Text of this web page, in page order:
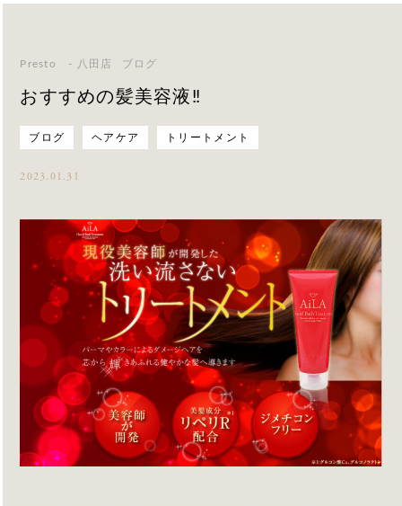
Presto - 八田店 ブログ
おすすめの髪美容液‼️
ブログ ヘアケア トリートメント
2023.01.31